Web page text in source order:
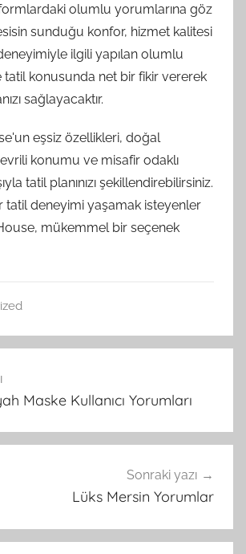
olumlu yorumlarına göz
sunduğu konfor, hizmet kalitesi
ilgili yapılan olumlu
tatil konusunda net bir fikir vererek
sağlayacaktır.
eşsiz özellikleri, doğal
konumu ve misafir odaklı
tatil planınızı şekillendirebilirsiniz.
tatil deneyimi yaşamak isteyenler
mükemmel bir seçenek
Maske Kullanıcı Yorumları
Sonraki yazı
Lüks Mersin Yorumlar